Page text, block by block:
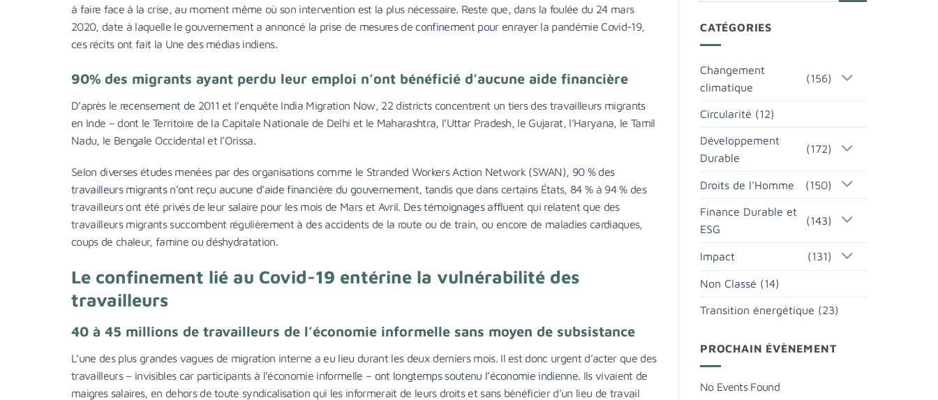
à faire face à la crise, au moment même où son intervention est la plus nécessaire. Reste que, dans la foulée du 24 mars
2020, date à laquelle le gouvernement a annoncé la prise de mesures de confinement pour enrayerla pandémie Covid-19,
ces récits ont fait la Une des médias indiens.
90% des migrants ayant perdu leur emploi n’ont bénéficié d’aucune aide financière
D’après le recensement de 2011 et l’enquête India Migration Now, 22 districts concentrent un tiers des travailleurs migrants
en Inde – dont le Territoire de la Capitale Nationale de Delhi et le Maharashtra, l’Uttar Pradesh, le Gujarat, l’Haryana, le Tamil
Nadu, le Bengale Occidental et l’Orissa.
Selon diverses études menées par des organisations comme le Stranded Workers Action Network (SWAN), 90 % des
travailleurs migrants n’ont reçu aucune d’aide financière du gouvernement, tandis que dans certains États, 84 % à 94 % des
travailleurs ont été privés de leur salaire pour les mois de Mars et Avril. Des témoignages affluent qui relatent que des
travailleurs migrants succombent régulièrement à des accidents de la route ou de train, ou encore de maladies cardiaques,
coups de chaleur, famine ou déshydratation.
Le confinement lié au Covid-19 entérine la vulnérabilité des
travailleurs
40 à 45 millions de travailleurs de l’économie informelle sans moyen de subsistance
L’une des plus grandes vagues de migration interne a eu lieu durant les deux derniers mois. Il est donc urgent d’acter que des
travailleurs – invisibles car participants à l’économie informelle – ont longtemps soutenu l’économie indienne. Ils vivaient de
maigres salaires, en dehors de toute syndicalisation qui les informerait de leurs droits et sans bénéficier d’un lieu de travail
CATÉGORIES
Changement
climatique
(156)
Circularité (12)
Développement
Durable
(172)
Droits de l'Homme (150)
Finance Durable et
ESG
(143)
Impact (131)
Non Classé (14)
Transition énergétique (23)
PROCHAIN ÉVÈNEMENT
No Events Found